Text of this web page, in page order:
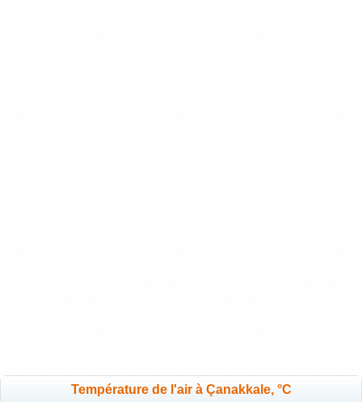
Température de l'air à Çanakkale, °C